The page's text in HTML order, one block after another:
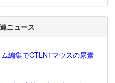
ニュース
編集でCTLN1マウスの尿素